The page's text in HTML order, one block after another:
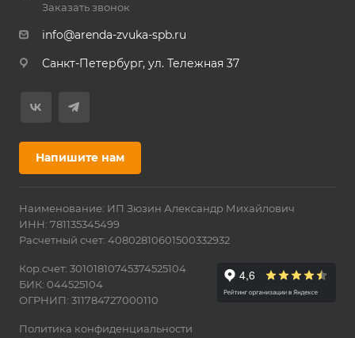
Заказать звонок
info@arenda-zvuka-spb.ru
Санкт-Петербург, ул. Тележная 37
Напишите нам
Наименование: ИП Зюзин Александр Михайлович
ИНН: 781135345499
Расчетный счет: 40802810601500332932
Кор.счет: 30101810745374525104
БИК: 044525104
ОГРНИП: 311784727000110
Политика конфиденциальности